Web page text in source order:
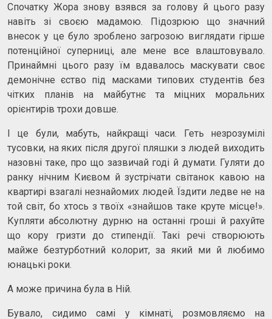
Спочатку Жора знову взявся за голову й цього разу
навіть зі своєю мадамою. Підозрюю що значний
внесок у це було зроблено загрозою виглядати гірше
потенційної суперниці, але мене все влаштовувало.
Принаймні цього разу їм вдавалось маскувати своє
демонічне єство під масками типових студентів без
чітких планів на майбутнє та міцних моральних
орієнтирів трохи довше.
І це були, мабуть, найкращі часи. Геть незрозумілі
тусовки, на яких після другої пляшки з людей виходить
назовні таке, про що зазвичай годі й думати. Гуляти до
ранку нічним Києвом й зустрічати світанок кавою на
квартирі взагалі незнайомих людей. Їздити ледве не на
той світ, бо хтось з твоїх «знайшов таке круте місце!».
Купляти абсолютну дурню на останні гроші й рахуйте
що кору гризти до стипендії. Такі речі створюють
майже безтурботний колорит, за який ми й любимо
юнацькі роки.
А може причина була в Ній.
Бувало, сидимо самі у кімнаті, розмовляємо на